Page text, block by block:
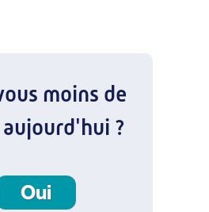
moins de
aujourd'hui ?